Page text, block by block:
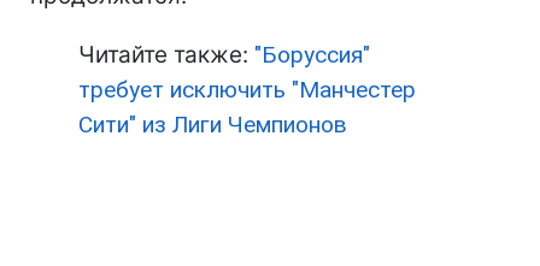
Читайте также: "Боруссия"
требует исключить "Манчестер
Сити" из Лиги Чемпионов